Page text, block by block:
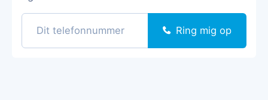
Ring mig op